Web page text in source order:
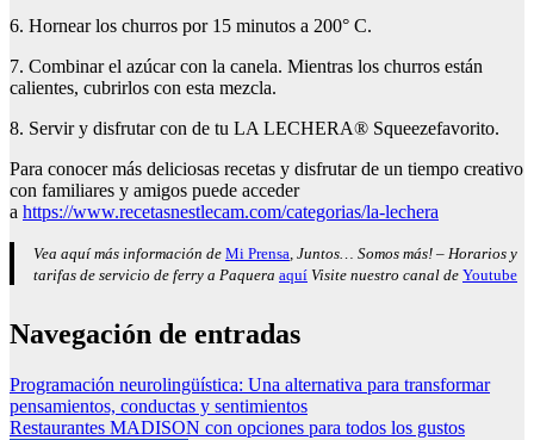
6. Hornear los churros por 15 minutos a 200° C.
7. Combinar el azúcar con la canela. Mientras los churros están
calientes, cubrirlos con esta mezcla.
8. Servir y disfrutar con de tu LA LECHERA® Squeezefavorito.
Para conocer más deliciosas recetas y disfrutar de un tiempo creativo
con familiares y amigos puede acceder
a https://www.recetasnestlecam.com/categorias/la-lechera
Vea aquí más información de Mi Prensa, Juntos… Somos más! – Horarios y
tarifas de servicio de ferry a Paquera aquí Visite nuestro canal de Youtube
Navegación de entradas
Programación neurolingüística: Una alternativa para transformar
pensamientos, conductas y sentimientos
Restaurantes MADISON con opciones para todos los gustos